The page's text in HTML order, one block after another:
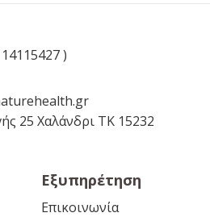
)
25 Χαλάνδρι ΤΚ 15232
Εξυπηρέτηση
Επικοινωνία